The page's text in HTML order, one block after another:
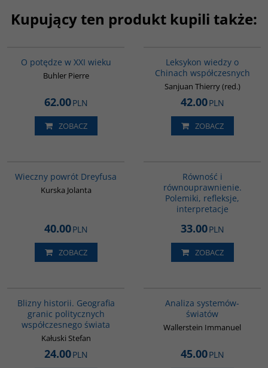
Kupujący ten produkt kupili także:
O potędze w XXI wieku
Buhler Pierre
62.00PLN
ZOBACZ
Leksykon wiedzy o
Chinach współczesnych
Sanjuan Thierry (red.)
42.00PLN
ZOBACZ
Wieczny powrót Dreyfusa
Kurska Jolanta
40.00PLN
ZOBACZ
Równość i
równouprawnienie.
Polemiki, refleksje,
interpretacje
33.00PLN
ZOBACZ
Blizny historii. Geografia
granic politycznych
współczesnego świata
Kałuski Stefan
24.00PLN
Analiza systemów-
światów
Wallerstein Immanuel
45.00PLN